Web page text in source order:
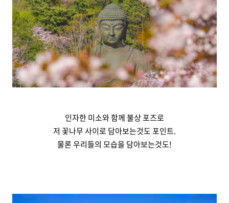
인자한 미소와 함께 불상 포즈로
저 꽃나무 사이로 담아보는것도 포인트.
물론 우리들의 모습을 담아보는것도!